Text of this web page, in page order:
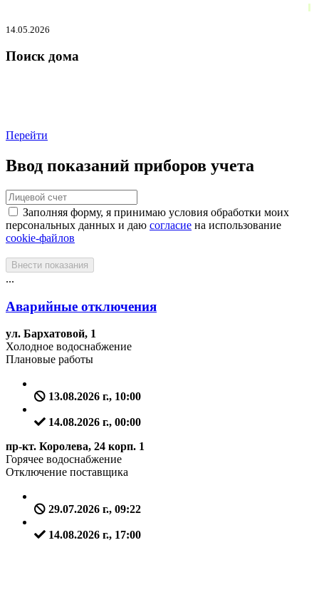
14.05.2026
Поиск дома
Перейти
Ввод показаний приборов учета
Заполняя форму, я принимаю условия обработки моих
персональных данных и даю согласие на использование
cookie-файлов
Внести показания
...
Аварийные отключения
ул. Бархатовой, 1
Холодное водоснабжение
Плановые работы
13.08.2026 г., 10:00
14.08.2026 г., 00:00
пр-кт. Королева, 24 корп. 1
Горячее водоснабжение
Отключение поставщика
29.07.2026 г., 09:22
14.08.2026 г., 17:00